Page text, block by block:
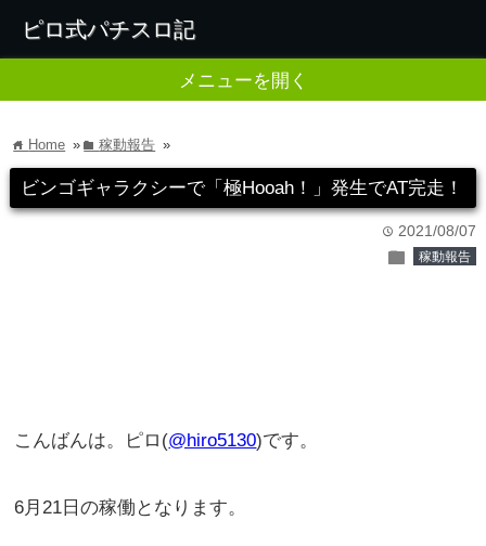
ピロ式パチスロ記
メニューを開く
home Home » folder稼動報告 »
ビンゴギャラクシーで「極Hooah！」発生でAT完走！
time 2021/08/07
folder 稼動報告
こんばんは。ピロ(@hiro5130)です。
6月21日の稼働となります。